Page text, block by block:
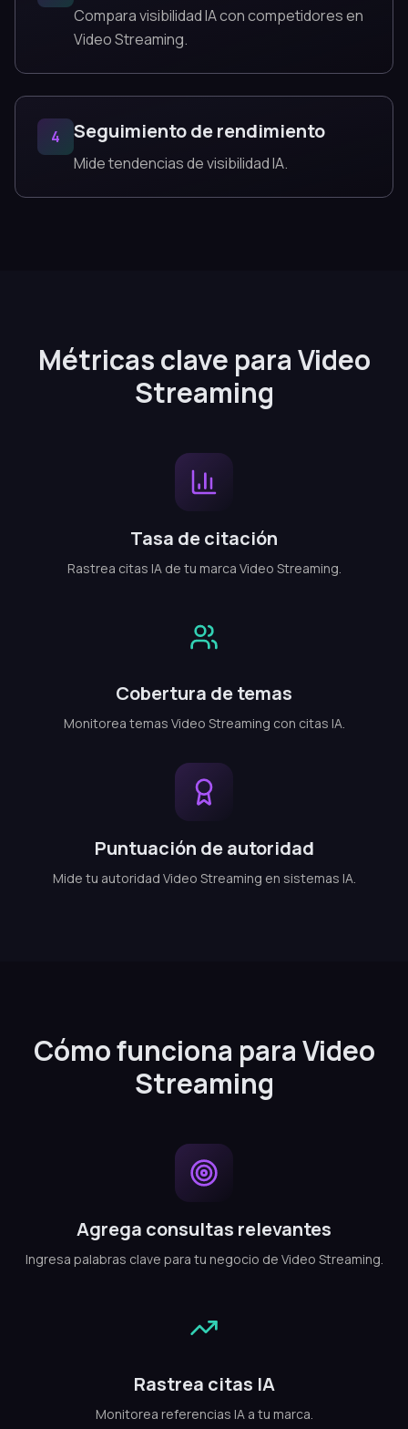
Compara visibilidad IA con competidores en
Video Streaming.
4 Seguimiento de rendimiento
Mide tendencias de visibilidad IA.
Métricas clave para Video
Streaming
Tasa de citación
Rastrea citas IA de tu marca Video Streaming.
Cobertura de temas
Monitorea temas Video Streaming con citas IA.
Puntuación de autoridad
Mide tu autoridad Video Streaming en sistemas IA.
Cómo funciona para Video
Streaming
Agrega consultas relevantes
Ingresa palabras clave para tu negocio de Video Streaming.
Rastrea citas IA
Monitorea referencias IA a tu marca.